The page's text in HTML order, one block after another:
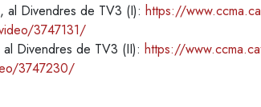
al Divendres de TV3 (I): https://
3747131/
al Divendres de TV3 (II): https://
3747230/